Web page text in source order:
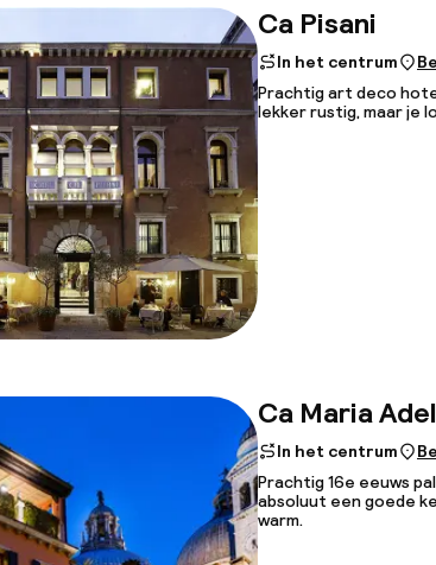
Ca Pisani
In het centrum
Prachtig art deco
lekker rustig, maar je
Ca Maria
In het centrum
Prachtig 16e eeuws
absoluut een goede
warm.